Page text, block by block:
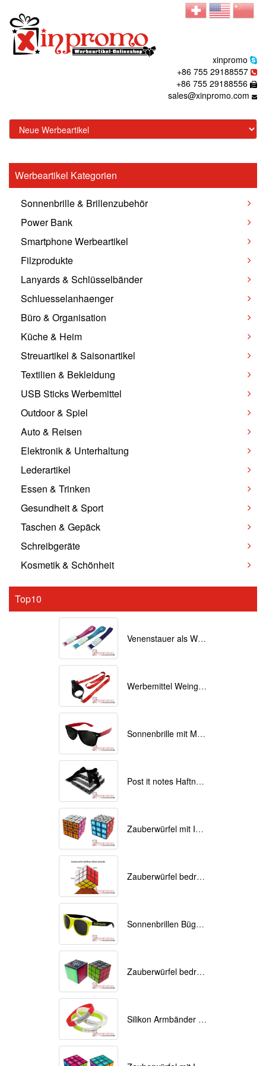
xinpromo
+86 755 29188557
+86 755 29188556
sales@xinpromo.com
Werbeartikel Kategorien
Sonnenbrille & Brillenzubehör
Power Bank
Smartphone Werbeartikel
Filzprodukte
Lanyards & Schlüsselbänder
Schluesselanhaenger
Büro & Organisation
Küche & Heim
Streuartikel & Saisonartikel
Textilien & Bekleidung
USB Sticks Werbemittel
Outdoor & Spiel
Auto & Reisen
Elektronik & Unterhaltung
Lederartikel
Essen & Trinken
Gesundheit & Sport
Taschen & Gepäck
Schreibgeräte
Kosmetik & Schönheit
Top10
Venenstauer als Werbemittel bedrucken
Werbemittel Weinglas Lanyards bedrucken
Sonnenbrille mit Motiv bedruckt
Post it notes Haftnotizen mit Individuellem Druck
Zauberwürfel mit Ihrem Logo als Werbemittel
Zauberwürfel bedruckt als Werbemittel 9cmx9cmx9cm
Sonnenbrillen Bügel bedrucken
Zauberwürfel bedrucken als Werbeartikel
Silikon Armbänder mit Ihrem Logo bedruckt